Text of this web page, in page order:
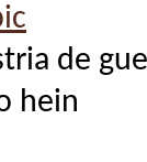
de
hein